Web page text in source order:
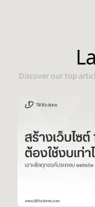
Discover our top